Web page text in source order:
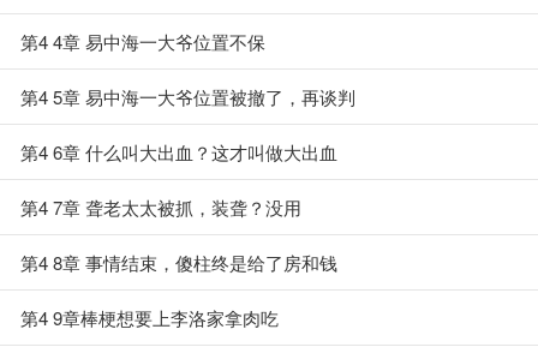
第4 4章 易中海一大爷位置不保
第4 5章 易中海一大爷位置被撤了，再谈判
第4 6章 什么叫大出血？这才叫做大出血
第4 7章 聋老太太被抓，装聋？没用
第4 8章 事情结束，傻柱终是给了房和钱
第4 9章棒梗想要上李洛家拿肉吃